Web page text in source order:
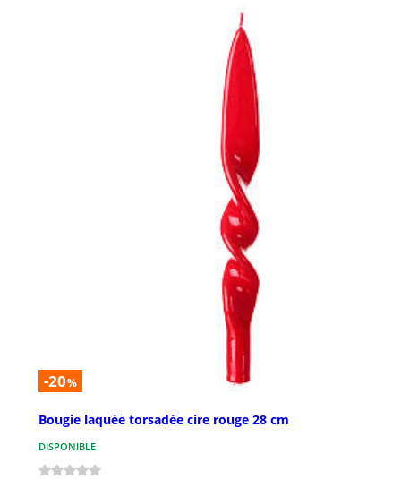
-20%
Bougie laquée torsadée cire rouge 28 cm
DISPONIBLE